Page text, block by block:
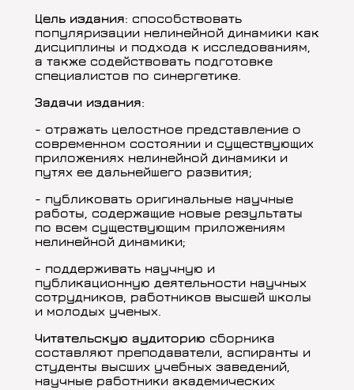
Цель издания: способствовать
популяризации нелинейной динамики как
дисциплины и подхода к исследованиям,
а также содействовать подготовке
специалистов по синергетике.
Задачи издания:
- отражать целостное представление о
современном состоянии и существующих
приложениях нелинейной динамики и
путях ее дальнейшего развития;
- публиковать оригинальные научные
работы, содержащие новые результаты
по всем существующим приложениям
нелинейной динамики;
- поддерживать научную и
публикационную деятельности научных
сотрудников, работников высшей школы
и молодых ученых.
Читательскую аудиторию сборника
составляют преподаватели, аспиранты и
студенты высших учебных заведений,
научные работники академических